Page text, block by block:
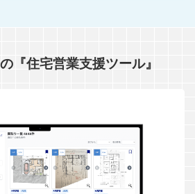
『住宅営業支援ツール』